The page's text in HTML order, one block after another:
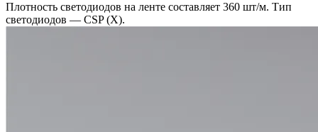
Плотность светодиодов на ленте составляет 360 шт/м. Тип
светодиодов — CSP (X).